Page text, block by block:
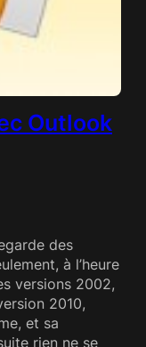
Outlook
des
à l’heure
versions 2002,
2010,
et sa
rien ne se